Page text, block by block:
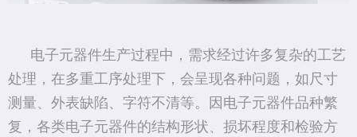
电子元器件生产过程中，需求经过许多复杂的工艺
处理，在多重工序处理下，会呈现各种问题，如尺寸
测量、外表缺陷、字符不清等。因电子元器件品种繁
复，各类电子元器件的结构形状、损坏程度和检验方